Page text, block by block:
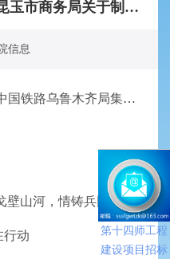
第十四师工程
建设项目招标
信息
陈小江艾尔肯·吐尼亚孜在中国铁路乌鲁木齐局集团走访调研
壁山河，情铸兵团伟业
行动